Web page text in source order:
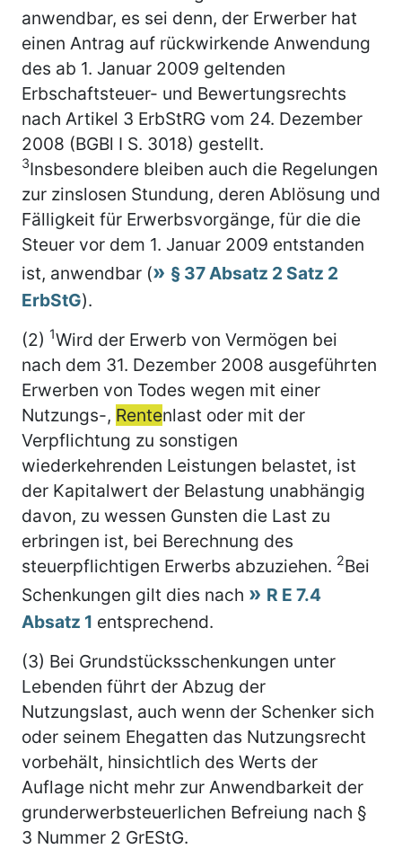
anwendbar, es sei denn, der Erwerber hat
einen Antrag auf rückwirkende Anwendung
des ab 1. Januar 2009 geltenden
Erbschaftsteuer- und Bewertungsrechts
nach Artikel 3 ErbStRG vom 24. Dezember
2008 (BGBl I S. 3018) gestellt.
3Insbesondere bleiben auch die Regelungen
zur zinslosen Stundung, deren Ablösung und
Fälligkeit für Erwerbsvorgänge, für die die
Steuer vor dem 1. Januar 2009 entstanden
ist, anwendbar (
§ 37 Absatz 2 Satz 2
ErbStG).
(2) 1Wird der Erwerb von Vermögen bei
nach dem 31. Dezember 2008 ausgeführten
Erwerben von Todes wegen mit einer
Nutzungs-, Rentenlast oder mit der
Verpflichtung zu sonstigen
wiederkehrenden Leistungen belastet, ist
der Kapitalwert der Belastung unabhängig
davon, zu wessen Gunsten die Last zu
erbringen ist, bei Berechnung des
steuerpflichtigen Erwerbs abzuziehen. 2Bei
Schenkungen gilt dies nach
R E 7.4
Absatz 1 entsprechend.
(3) Bei Grundstücksschenkungen unter
Lebenden führt der Abzug der
Nutzungslast, auch wenn der Schenker sich
oder seinem Ehegatten das Nutzungsrecht
vorbehält, hinsichtlich des Werts der
Auflage nicht mehr zur Anwendbarkeit der
grunderwerbsteuerlichen Befreiung nach §
3 Nummer 2 GrEStG.